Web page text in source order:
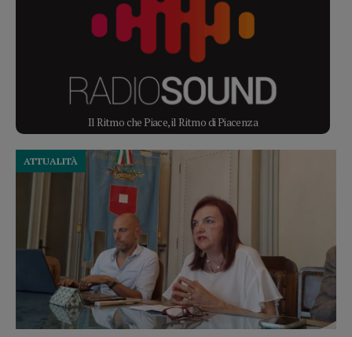
Il Ritmo che Piace, il Ritmo di Piacenza
ATTUALITÀ